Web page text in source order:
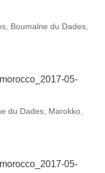
Boumalne du Dades,
du Dades, Marokko,